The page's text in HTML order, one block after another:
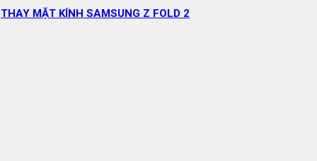
THAY MẶT KÍNH SAMSUNG Z FOLD 2